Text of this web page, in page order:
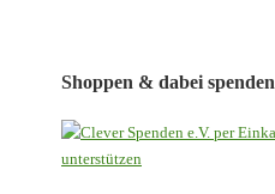
Shoppen & dabei spenden